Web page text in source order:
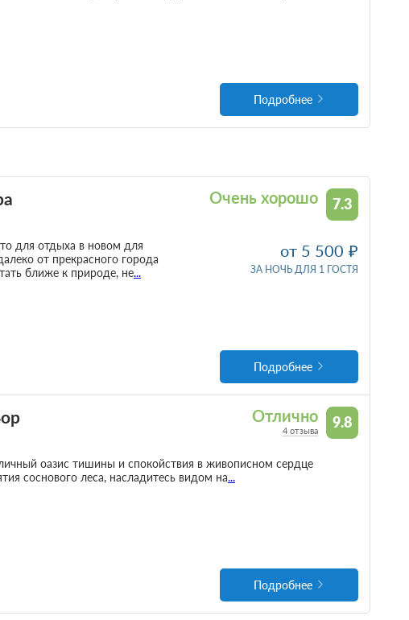
Подробнее
7.3
Очень хорошо
для отдыха в новом для
от прекрасного города
ближе к природе, не...
от 5 500
ЗА НОЧЬ ДЛЯ 1 ГОСТЯ
Подробнее
9.8
Отлично
4 отзыва
оазис тишины и спокойствия в живописном сердце
соснового леса, насладитесь видом на...
Подробнее